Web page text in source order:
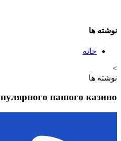
نوشته ها
خانه
>
نوشته ها
нашого казино